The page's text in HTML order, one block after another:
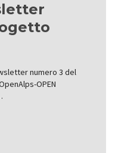
numero 3 del
OPEN